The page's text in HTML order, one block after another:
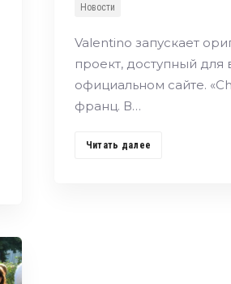
Новости
Valentino запускает
проект, доступный для
официальном сайте.
франц. В…
Читать далее